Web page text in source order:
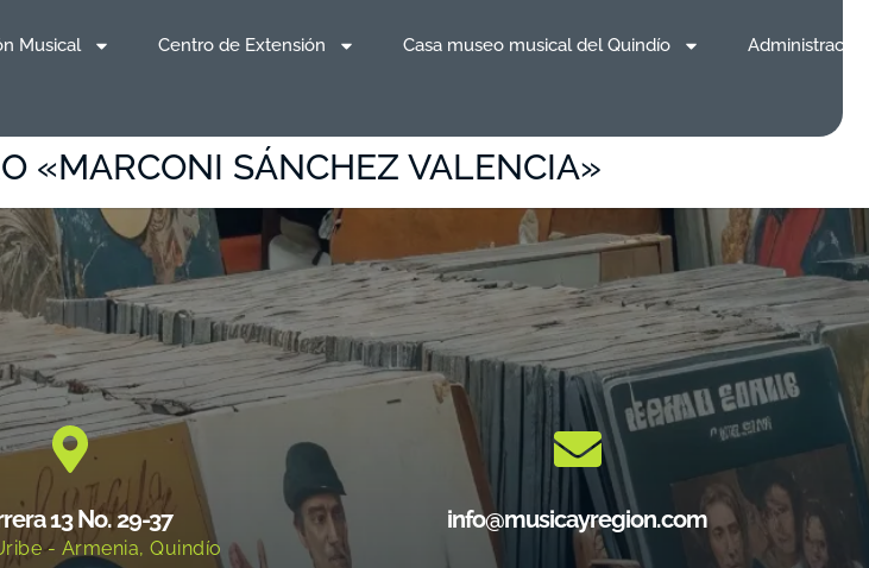
Musical Centro de Extensión Casa museo musical del Quindío
«MARCONI SÁNCHEZ VALENCIA»
13 No. 29-37
- Armenia, Quindío
info@musicayregion.com